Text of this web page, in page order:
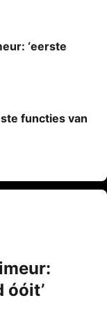
‘eerste
functies van
óóit’